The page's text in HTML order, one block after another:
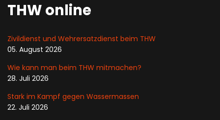
THW online
Zivildienst und Wehrersatzdienst beim THW
05. August 2026
Wie kann man beim THW mitmachen?
28. Juli 2026
Stark im Kampf gegen Wassermassen
22. Juli 2026